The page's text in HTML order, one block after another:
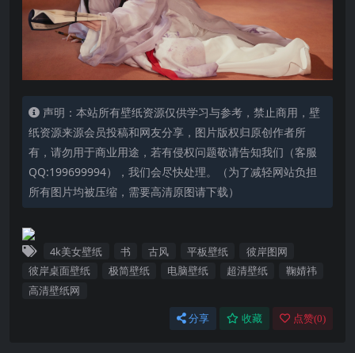
声明：本站所有壁纸资源仅供学习与参考，禁止商用，壁
纸资源来源会员投稿和网友分享，图片版权归原创作者所
有，请勿用于商业用途，若有侵权问题敬请告知我们（客服
QQ:199699994），我们会尽快处理。（为了减轻网站负担
所有图片均被压缩，需要高清原图请下载）
4k美女壁纸 书 古风 平板壁纸
彼岸图网
彼岸桌面壁纸
极简壁纸 电脑壁纸 超清壁纸
鞠婧祎
高清壁纸网
分享 收藏 点赞(0)